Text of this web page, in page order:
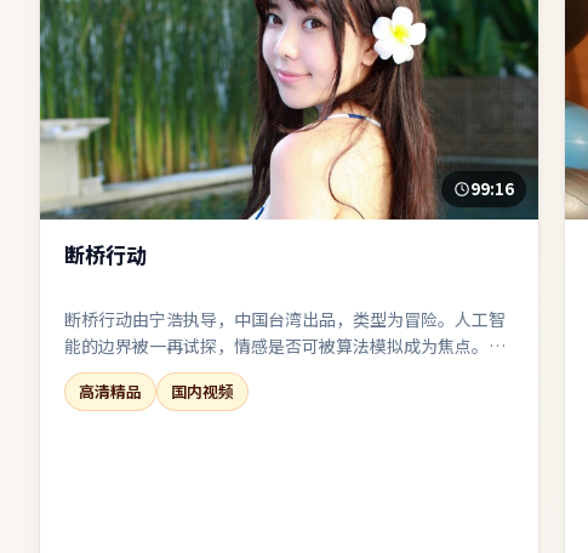
99:16
断桥行动
断桥行动由宁浩执导，中国台湾出品，类型为冒险。人工智
能的边界被一再试探，情感是否可被算法模拟成为焦点。镜
头长期贴近角色面部与肢体，以细腻表演撑起情绪张力。结
尾收束有力，余味可在离场后继续发酵一段时间。
高清精品 国内视频